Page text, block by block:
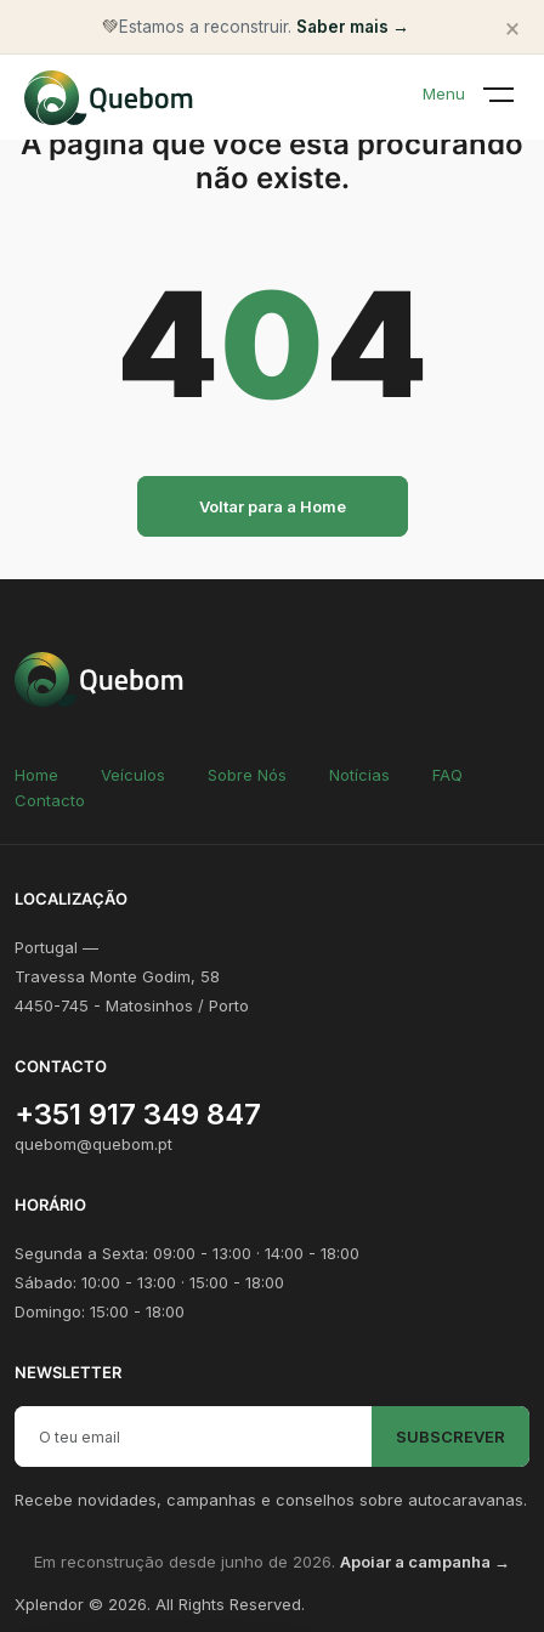
💚Estamos a reconstruir. Saber mais → ×
Menu
A página que você está procurando
não existe.
404
Voltar para a Home
Home Veículos Sobre Nós Notícias
FAQ
Contacto
LOCALIZAÇÃO
Portugal —
Travessa Monte Godim, 58
4450-745 - Matosinhos / Porto
CONTACTO
+351 917 349 847
quebom@quebom.pt
HORÁRIO
Segunda a Sexta: 09:00 - 13:00 · 14:00 - 18:00
Sábado: 10:00 - 13:00 · 15:00 - 18:00
Domingo: 15:00 - 18:00
NEWSLETTER
Email para newsletter
SUBSCREVER
Recebe novidades, campanhas e conselhos sobre autocaravanas.
Em reconstrução desde junho de 2026. Apoiar a campanha →
Xplendor © 2026. All Rights Reserved.